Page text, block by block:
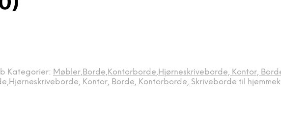
Kategorier: Møbler,Borde,Kontorborde,Hjørneskriveborde, Kontor,
Kontor, Borde, Kontorborde, Skriveborde til